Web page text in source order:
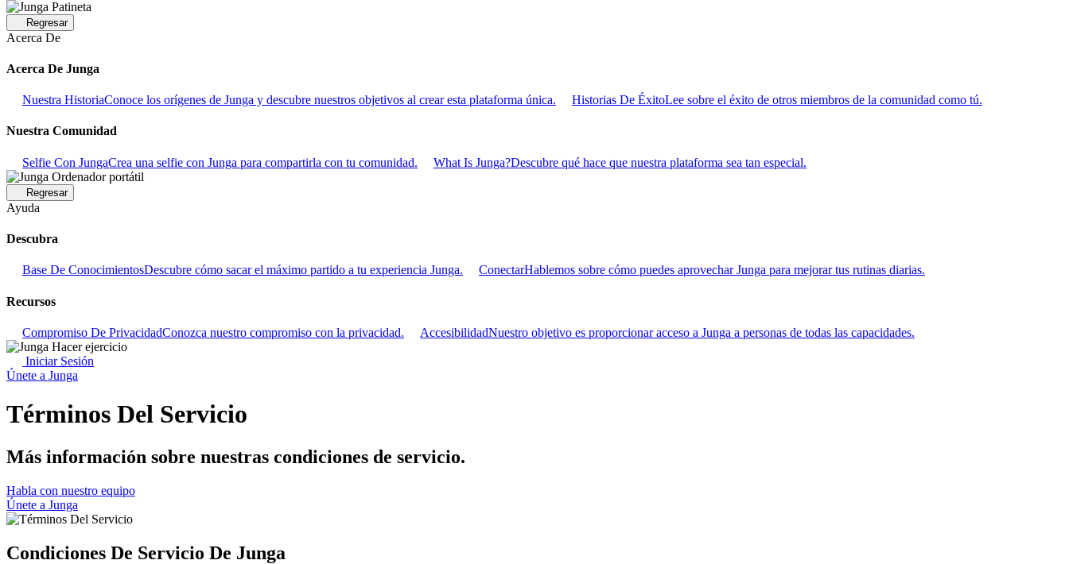
Regresar
Acerca De
Acerca De Junga
Nuestra HistoriaConoce los orígenes de Junga y descubre nuestros objetivos al crear esta plataforma única. Historias De ÉxitoLee sobre el éxito de otros miembros de la comunidad como tú.
Nuestra Comunidad
Selfie Con JungaCrea una selfie con Junga para compartirla con tu comunidad. What Is Junga?Descubre qué hace que nuestra plataforma sea tan especial.
Regresar
Ayuda
Descubra
Base De ConocimientosDescubre cómo sacar el máximo partido a tu experiencia Junga. ConectarHablemos sobre cómo puedes aprovechar Junga para mejorar tus rutinas diarias.
Recursos
Compromiso De PrivacidadConozca nuestro compromiso con la privacidad. AccesibilidadNuestro objetivo es proporcionar acceso a Junga a personas de todas las capacidades.
Iniciar Sesión
Únete a Junga
Términos Del Servicio
Más información sobre nuestras condiciones de servicio.
Habla con nuestro equipo
Únete a Junga
Condiciones De Servicio De Junga